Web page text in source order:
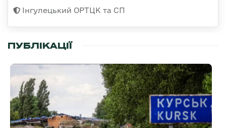
Інгулецький ОРТЦК та СП
ПУБЛІКАЦІЇ